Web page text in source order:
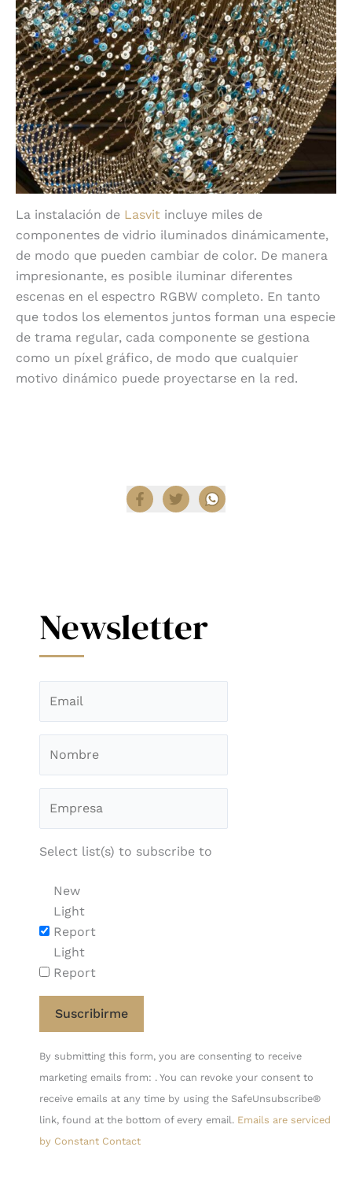
La instalación de Lasvit incluye miles de
componentes de vidrio iluminados dinámicamente,
de modo que pueden cambiar de color. De manera
impresionante, es posible iluminar diferentes
escenas en el espectro RGBW completo. En tanto
que todos los elementos juntos forman una especie
de trama regular, cada componente se gestiona
como un píxel gráfico, de modo que cualquier
motivo dinámico puede proyectarse en la red.
Newsletter
Select list(s) to subscribe to
New
Light
Report
Light
Report
Constant
Contact
Use.
Please
leave
By submitting this form, you are consenting to receive
marketing emails from: . You can revoke your consent to
receive emails at any time by using the SafeUnsubscribe®
link, found at the bottom of every email. Emails are serviced
by Constant Contact